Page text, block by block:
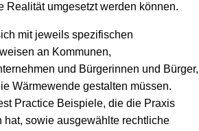
Realität umgesetzt werden können.
mit jeweils spezifischen
an Kommunen,
und Bürgerinnen und Bürger,
Wärmewende gestalten müssen.
Practice Beispiele, die die Praxis
hat, sowie ausgewählte rechtliche